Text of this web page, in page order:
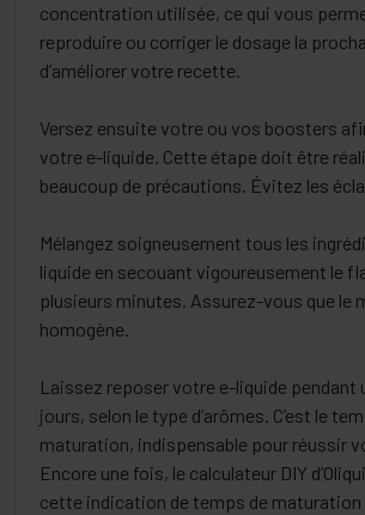
concentration utilisée, ce qui vous
reproduire ou corriger le dosage la
d’améliorer votre recette.
Versez ensuite votre ou vos boosters
votre e-liquide. Cette étape doit être
beaucoup de précautions. Évitez les
Mélangez soigneusement tous les
liquide en secouant vigoureusement le
plusieurs minutes. Assurez-vous que le
homogène.
Laissez reposer votre e-liquide pendant
jours, selon le type d’arômes. C’est le
maturation, indispensable pour réussir
Encore une fois, le calculateur DIY
cette indication de temps de